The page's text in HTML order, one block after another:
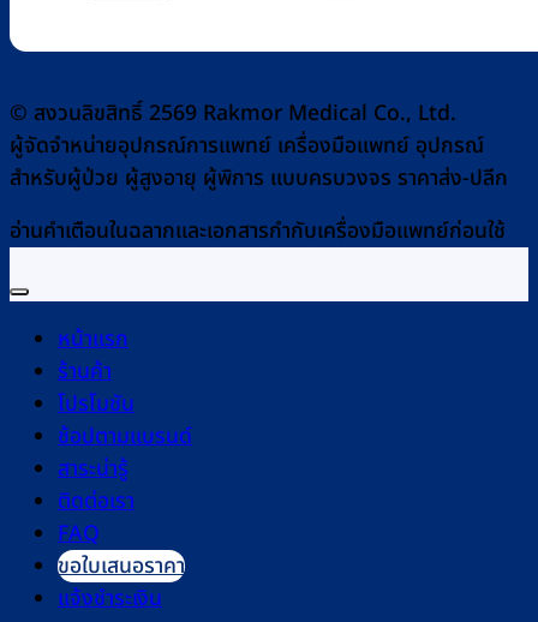
© สงวนลิขสิทธิ์ 2569 Rakmor Medical Co., Ltd.
ผู้จัดจำหน่ายอุปกรณ์การแพทย์ เครื่องมือแพทย์ อุปกรณ์
สำหรับผู้ป่วย ผู้สูงอายุ ผู้พิการ แบบครบวงจร ราคาส่ง-ปลีก
อ่านคำเตือนในฉลากและเอกสารกำกับเครื่องมือแพทย์ก่อนใช้
หน้าแรก
ร้านค้า
โปรโมชัน
ช้อปตามแบรนด์
สาระน่ารู้
ติดต่อเรา
FAQ
ขอใบเสนอราคา
แจ้งชำระเงิน